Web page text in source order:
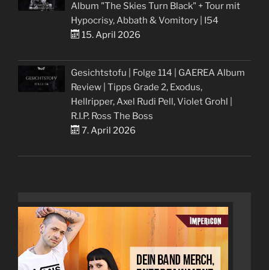
Album "The Skies Turn Black" + Tour mit
Hypocrisy, Abbath & Vomitory | I54
15. April 2026
Gesichtstofu | Folge 114 | GAEREA Album
Review | Tipps Grade 2, Exodus,
Hellripper, Axel Rudi Pell, Violet Grohl |
R.I.P. Ross The Boss
7. April 2026